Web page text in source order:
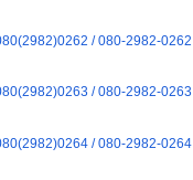
/ 080-2982-0262
/ 080-2982-0263
/ 080-2982-0264